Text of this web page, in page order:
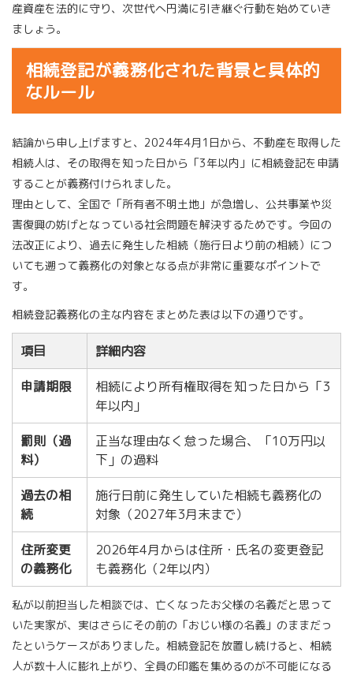
産資産を法的に守り、次世代へ円満に引き継ぐ行動を始めていき
ましょう。
相続登記が義務化された背景と具体的
なルール
結論から申し上げますと、2024年4月1日から、不動産を取得した
相続人は、その取得を知った日から「3年以内」に相続登記を申請
することが義務付けられました。
理由として、全国で「所有者不明土地」が急増し、公共事業や災
害復興の妨げとなっている社会問題を解決するためです。今回の
法改正により、過去に発生した相続（施行日より前の相続）につ
いても遡って義務化の対象となる点が非常に重要なポイントで
す。
相続登記義務化の主な内容をまとめた表は以下の通りです。
項目 詳細内容
申請期限
相続により所有権取得を知った日から「3
年以内」
罰則（過
料）
正当な理由なく怠った場合、「10万円以
下」の過料
過去の相
続
施行日前に発生していた相続も義務化の
対象（2027年3月末まで）
住所変更
の義務化
2026年4月からは住所・氏名の変更登記
も義務化（2年以内）
私が以前担当した相談では、亡くなったお父様の名義だと思って
いた実家が、実はさらにその前の「おじい様の名義」のままだっ
たというケースがありました。相続登記を放置し続けると、相続
人が数十人に膨れ上がり、全員の印鑑を集めるのが不可能になる